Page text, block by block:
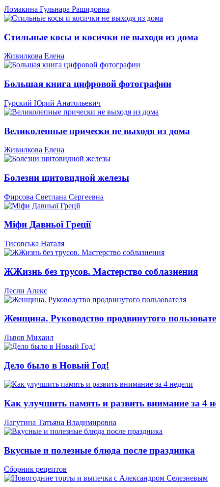
Ломакина Гульнара Рашидовна
Стильные косы и косички не выходя из дома
Живилкова Елена
Большая книга цифровой фотографии
Гурский Юрий Анатольевич
Великолепные прически не выходя из дома
Живилкова Елена
Болезни щитовидной железы
Фирсова Светлана Сергеевна
Міфи Давньої Греції
Тисовська Наталя
ЖЖизнь без трусов. Мастерство соблазнения
Лесли Алекс
Женщина. Руководство продвинутого
Львов Михаил
Дело было в Новый Год!
Как улучшить память и развить внимание за 4
Лагутина Татьяна Владимировна
Вкусные и полезные блюда после праздника
Сборник рецептов